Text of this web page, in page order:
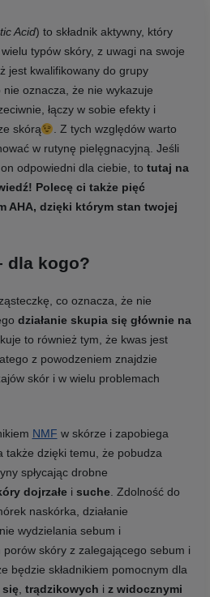
Acid) to składnik aktywny, który
typów skóry, z uwagi na swoje
jest kwalifikowany do grupy
nie oznacza, że nie wykazuje
łączy w sobie efekty i
skórą
. Z tych względów warto
w rutynę pielęgnacyjną. Jeśli
odpowiedni dla ciebie, to tutaj na
Polecę ci także pięć
AHA, dzięki którym stan twojej
dla kogo?
co oznacza, że nie
działanie skupia się głównie na
to również tym, że kwas jest
z powodzeniem znajdzie
skór i w wielu problemach
NMF w skórze i zapobiega
także dzięki temu, że pobudza
spłycając drobne
dojrzałei suche. Zdolność do
naskórka, działanie
wydzielania sebum i
skóry z zalegającego sebum i
będzie składnikiem pomocnym dla
się, trądzikowych i z widocznymi